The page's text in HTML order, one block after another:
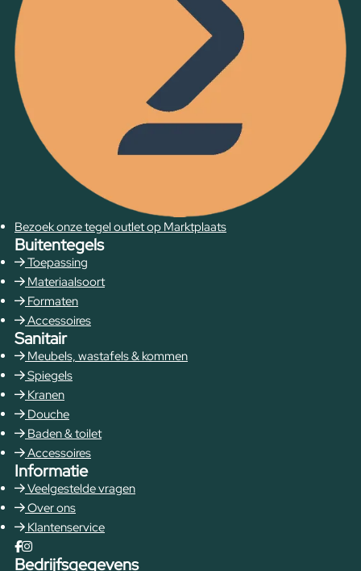
Bezoek onze tegel outlet op Marktplaats
Buitentegels
Toepassing
Materiaalsoort
Formaten
Accessoires
Sanitair
Meubels, wastafels & kommen
Spiegels
Kranen
Douche
Baden & toilet
Accessoires
Informatie
Veelgestelde vragen
Over ons
Klantenservice
Bedrijfsgegevens